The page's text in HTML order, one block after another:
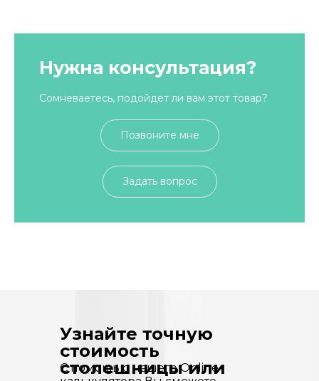
Нужна консультация?
Сомневаетесь, подойдет ли вам этот товар?
Позвоните мне
Задать вопрос
С помощью нашего Online-
Узнайте точную
стоимость
столешницы или